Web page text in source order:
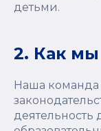
детьми.
2. Как
Наша команда
деятельность